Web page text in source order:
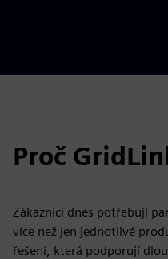
Proč
Zákazníci dnes potřebují
více než jen jednotlivé
řešení, která podporují